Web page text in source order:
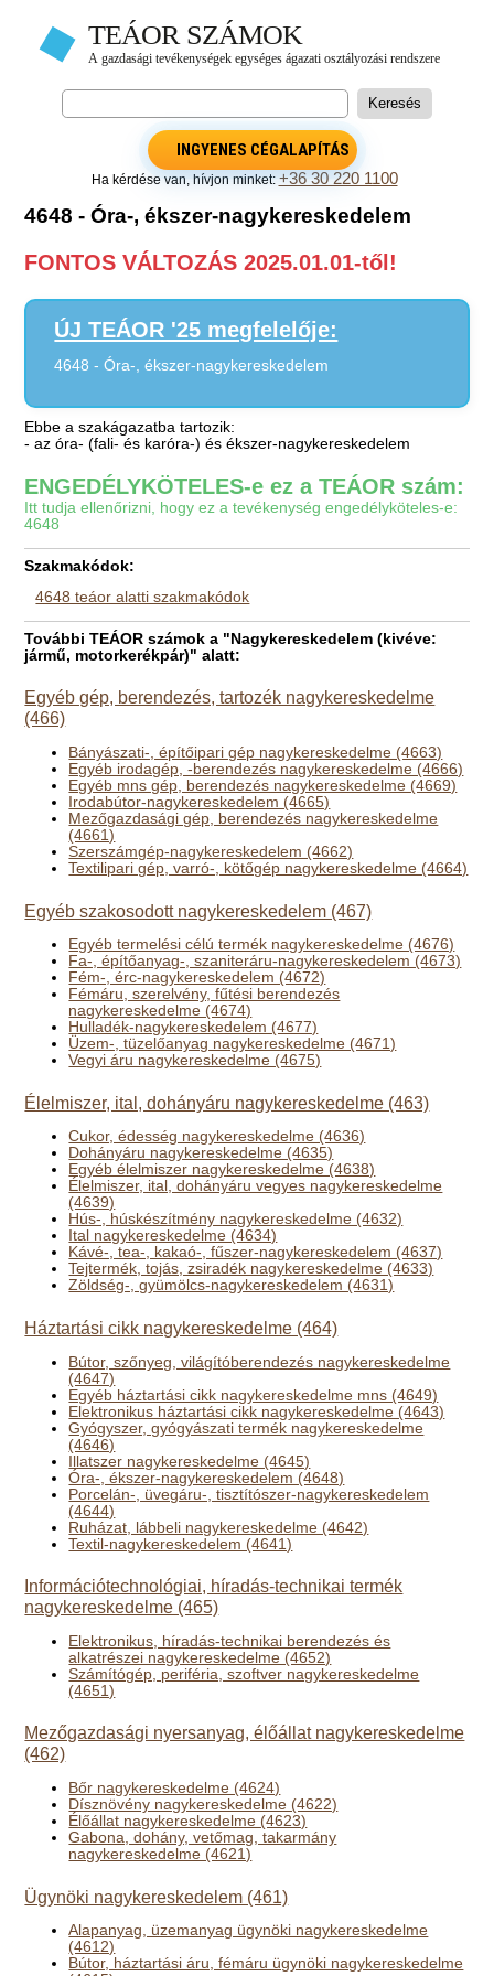
INGYENES CÉGALAPÍTÁS
Ha kérdése van, hívjon minket:+36 30 220 1100
4648 - Óra-, ékszer-nagykereskedelem
FONTOS VÁLTOZÁS 2025.01.01-től!
ÚJ TEÁOR '25 megfelelője:
4648 - Óra-, ékszer-nagykereskedelem
Ebbe a szakágazatba tartozik:
- az óra- (fali- és karóra-) és ékszer-nagykereskedelem
ENGEDÉLYKÖTELES-e ez a TEÁOR szám:
Itt tudja ellenőrizni, hogy ez a tevékenység engedélyköteles-e:
4648
Szakmakódok:
4648 teáor alatti szakmakódok
További TEÁOR számok a "Nagykereskedelem (kivéve:
jármű, motorkerékpár)" alatt:
Egyéb gép, berendezés, tartozék nagykereskedelme
(466)
Bányászati-, építőipari gép nagykereskedelme (4663)
Egyéb irodagép, -berendezés nagykereskedelme (4666)
Egyéb mns gép, berendezés nagykereskedelme (4669)
Irodabútor-nagykereskedelem (4665)
Mezőgazdasági gép, berendezés nagykereskedelme
(4661)
Szerszámgép-nagykereskedelem (4662)
Textilipari gép, varró-, kötőgép nagykereskedelme (4664)
Egyéb szakosodott nagykereskedelem (467)
Egyéb termelési célú termék nagykereskedelme (4676)
Fa-, építőanyag-, szaniteráru-nagykereskedelem (4673)
Fém-, érc-nagykereskedelem (4672)
Fémáru, szerelvény, fűtési berendezés
nagykereskedelme (4674)
Hulladék-nagykereskedelem (4677)
Üzem-, tüzelőanyag nagykereskedelme (4671)
Vegyi áru nagykereskedelme (4675)
Élelmiszer, ital, dohányáru nagykereskedelme (463)
Cukor, édesség nagykereskedelme (4636)
Dohányáru nagykereskedelme (4635)
Egyéb élelmiszer nagykereskedelme (4638)
Élelmiszer, ital, dohányáru vegyes nagykereskedelme
(4639)
Hús-, húskészítmény nagykereskedelme (4632)
Ital nagykereskedelme (4634)
Kávé-, tea-, kakaó-, fűszer-nagykereskedelem (4637)
Tejtermék, tojás, zsiradék nagykereskedelme (4633)
Zöldség-, gyümölcs-nagykereskedelem (4631)
Háztartási cikk nagykereskedelme (464)
Bútor, szőnyeg, világítóberendezés nagykereskedelme
(4647)
Egyéb háztartási cikk nagykereskedelme mns (4649)
Elektronikus háztartási cikk nagykereskedelme (4643)
Gyógyszer, gyógyászati termék nagykereskedelme
(4646)
Illatszer nagykereskedelme (4645)
Óra-, ékszer-nagykereskedelem (4648)
Porcelán-, üvegáru-, tisztítószer-nagykereskedelem
(4644)
Ruházat, lábbeli nagykereskedelme (4642)
Textil-nagykereskedelem (4641)
Információtechnológiai, híradás-technikai termék
nagykereskedelme (465)
Elektronikus, híradás-technikai berendezés és
alkatrészei nagykereskedelme (4652)
Számítógép, periféria, szoftver nagykereskedelme
(4651)
Mezőgazdasági nyersanyag, élőállat nagykereskedelme
(462)
Bőr nagykereskedelme (4624)
Dísznövény nagykereskedelme (4622)
Élőállat nagykereskedelme (4623)
Gabona, dohány, vetőmag, takarmány
nagykereskedelme (4621)
Ügynöki nagykereskedelem (461)
Alapanyag, üzemanyag ügynöki nagykereskedelme
(4612)
Bútor, háztartási áru, fémáru ügynöki nagykereskedelme